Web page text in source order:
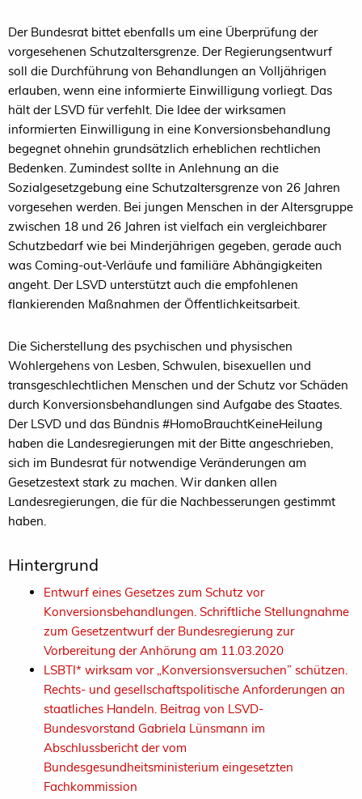
Der Bundesrat bittet ebenfalls um eine Überprüfung der
vorgesehenen Schutzaltersgrenze. Der Regierungsentwurf
soll die Durchführung von Behandlungen an Volljährigen
erlauben, wenn eine informierte Einwilligung vorliegt. Das
hält der LSVD für verfehlt. Die Idee der wirksamen
informierten Einwilligung in eine Konversionsbehandlung
begegnet ohnehin grundsätzlich erheblichen rechtlichen
Bedenken. Zumindest sollte in Anlehnung an die
Sozialgesetzgebung eine Schutzaltersgrenze von 26 Jahren
vorgesehen werden. Bei jungen Menschen in der Altersgruppe
zwischen 18 und 26 Jahren ist vielfach ein vergleichbarer
Schutzbedarf wie bei Minderjährigen gegeben, gerade auch
was Coming-out-Verläufe und familiäre Abhängigkeiten
angeht. Der LSVD unterstützt auch die empfohlenen
flankierenden Maßnahmen der Öffentlichkeitsarbeit.
Die Sicherstellung des psychischen und physischen
Wohlergehens von Lesben, Schwulen, bisexuellen und
transgeschlechtlichen Menschen und der Schutz vor Schäden
durch Konversionsbehandlungen sind Aufgabe des Staates.
Der LSVD und das Bündnis #HomoBrauchtKeineHeilung
haben die Landesregierungen mit der Bitte angeschrieben,
sich im Bundesrat für notwendige Veränderungen am
Gesetzestext stark zu machen. Wir danken allen
Landesregierungen, die für die Nachbesserungen gestimmt
haben.
Hintergrund
Entwurf eines Gesetzes zum Schutz vor
Konversionsbehandlungen. Schriftliche Stellungnahme
zum Gesetzentwurf der Bundesregierung zur
Vorbereitung der Anhörung am 11.03.2020
LSBTI* wirksam vor „Konversionsversuchen” schützen.
Rechts- und gesellschaftspolitische Anforderungen an
staatliches Handeln. Beitrag von LSVD-
Bundesvorstand Gabriela Lünsmann im
Abschlussbericht der vom
Bundesgesundheitsministerium eingesetzten
Fachkommission